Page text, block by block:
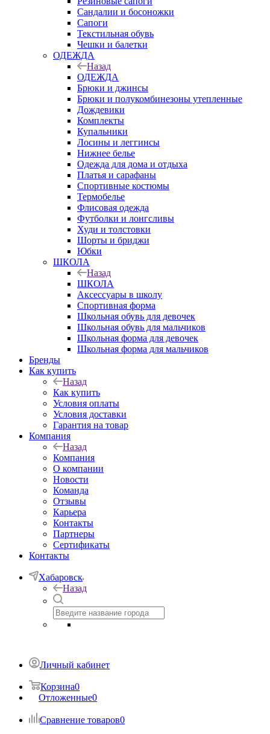
Сандалии и босоножки
Сапоги
Текстильная обувь
Чешки и балетки
ОДЕЖДА
Назад
ОДЕЖДА
Брюки и джинсы
Брюки и полукомбинезоны утепленные
Дождевики
Комплекты
Купальники
Лосины и леггинсы
Нижнее белье
Одежда для дома и отдыха
Платья и сарафаны
Спортивные костюмы
Термобелье
Флисовая одежда
Футболки и лонгсливы
Худи и толстовки
Шорты и бриджи
Юбки
ШКОЛА
Назад
ШКОЛА
Аксессуары в школу
Спортивная форма
Школьная обувь для девочек
Школьная обувь для мальчиков
Школьная форма для девочек
Школьная форма для мальчиков
Бренды
Как купить
Назад
Как купить
Условия оплаты
Условия доставки
Гарантия на товар
Компания
Назад
Компания
О компании
Новости
Команда
Отзывы
Карьера
Контакты
Партнеры
Сертификаты
Контакты
Хабаровск
Назад
Личный кабинет
Корзина0
Отложенные0
Сравнение товаров0